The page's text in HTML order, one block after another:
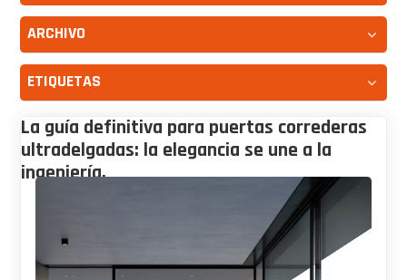
ARCHIVO
ETIQUETAS
La guía definitiva para puertas correderas
ultradelgadas: la elegancia se une a la
ingeniería.